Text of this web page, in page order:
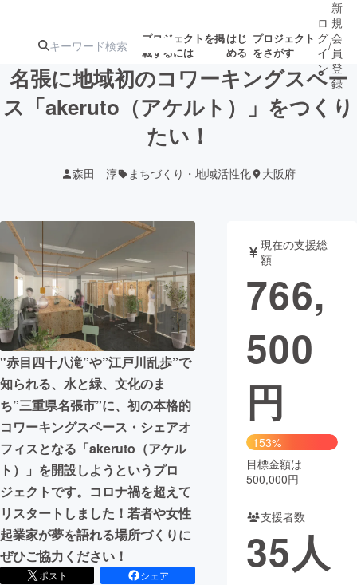
プロジェクトを掲
載するには
はじ
める
プロジェクト
をさがす
注目の新着プロ 募集終了が近いプ
テクノロジー・ガジェット
映像・映画 書籍・雑誌
ビジネス・起業 チャレンジ
まちづくり・地域活性化
CAMPFIRE for Social Good
CAMPFIRE Creation
CAMPFIREふるさと納税
コミュニティ
ロ
グ
イ
ン
/
新
規
会
員
登
録
名張に地域初のコワーキングスペー
ス「akeruto（アケルト）」をつくり
たい！
森田 淳 まちづくり・地域活性化 大阪府
"赤目四十八滝”や”江戸川乱歩”で
知られる、水と緑、文化のま
ち”三重県名張市”に、初の本格的
コワーキングスペース・シェアオ
フィスとなる「akeruto（アケル
ト）」を開設しようというプロ
ジェクトです。コロナ禍を超えて
リスタートしました！若者や女性
起業家が夢を語れる場所づくりに
ぜひご協力ください！
ポスト
シェア
現在の支援総
額
766,
500
円
153%
目標金額は
500,000円
支援者数
35人